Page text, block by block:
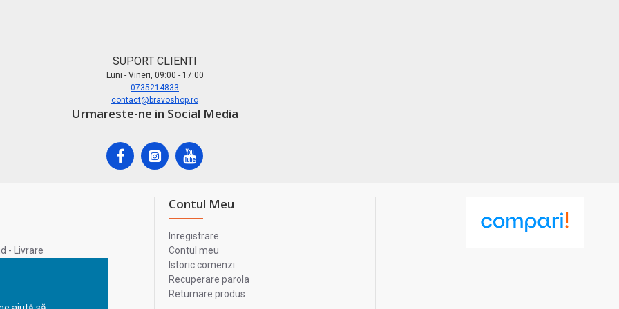
SUPORT CLIENTI
Luni - Vineri, 09:00 - 17:00
0735214833
contact@bravoshop.ro
Urmareste-ne in Social Media
- Livrare
Contul Meu
Inregistrare
Contul meu
Istoric comenzi
Recuperare parola
Returnare produs